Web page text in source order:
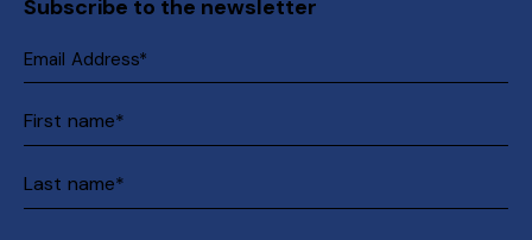
Subscribe to the newsletter